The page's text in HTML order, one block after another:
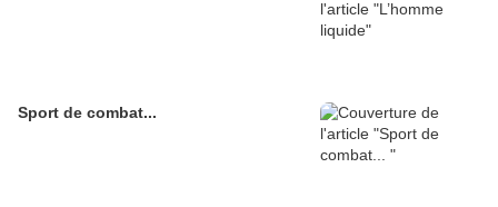
Sport de combat...